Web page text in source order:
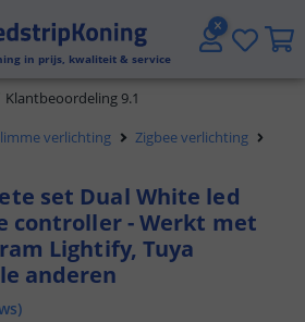
in prijs, kwaliteit & service
vanaf € 20,- NL en BE
Klantbeoordeling 9.1
uur besteld,morgen in huis
verlichting
Zigbee verlichting
set Dual White led
controller - Werkt met
Lightify, Tuya
anderen
)